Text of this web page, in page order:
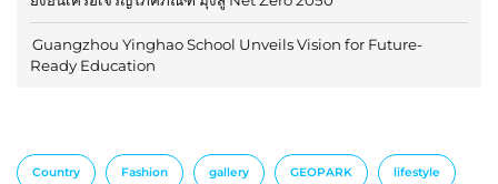
Guangzhou Yinghao School Unveils Vision for Future-
Ready Education
Country Fashion gallery GEOPARK lifestyle